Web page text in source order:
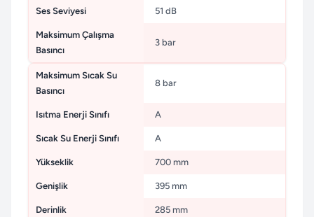
Ses Seviyesi 51 dB
Maksimum Çalışma
Basıncı
3 bar
Maksimum Sıcak Su
Basıncı
8 bar
Isıtma Enerji Sınıfı A
Sıcak Su Enerji Sınıfı A
Yükseklik 700 mm
Genişlik 395 mm
Derinlik 285 mm